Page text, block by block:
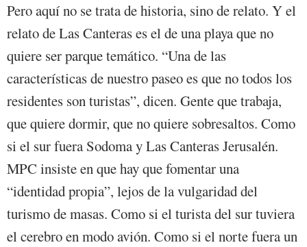
Pero aquí no se trata de historia, sino de relato. Y el
relato de Las Canteras es el de una playa que no
quiere ser parque temático. “Una de las
características de nuestro paseo es que no todos los
residentes son turistas”, dicen. Gente que trabaja,
que quiere dormir, que no quiere sobresaltos. Como
si el sur fuera Sodoma y Las Canteras Jerusalén.
MPC insiste en que hay que fomentar una
“identidad propia”, lejos de la vulgaridad del
turismo de masas. Como si el turista del sur tuviera
el cerebro en modo avión. Como si el norte fuera un